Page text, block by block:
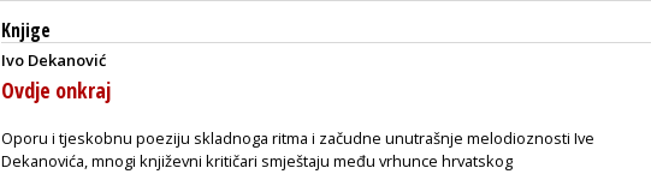
Knjige
Ivo Dekanović
Ovdje onkraj
Oporu i tjeskobnu poeziju skladnoga ritma i začudne unutrašnje melodioznosti Ive
Dekanovića, mnogi književni kritičari smještaju među vrhunce hrvatskog